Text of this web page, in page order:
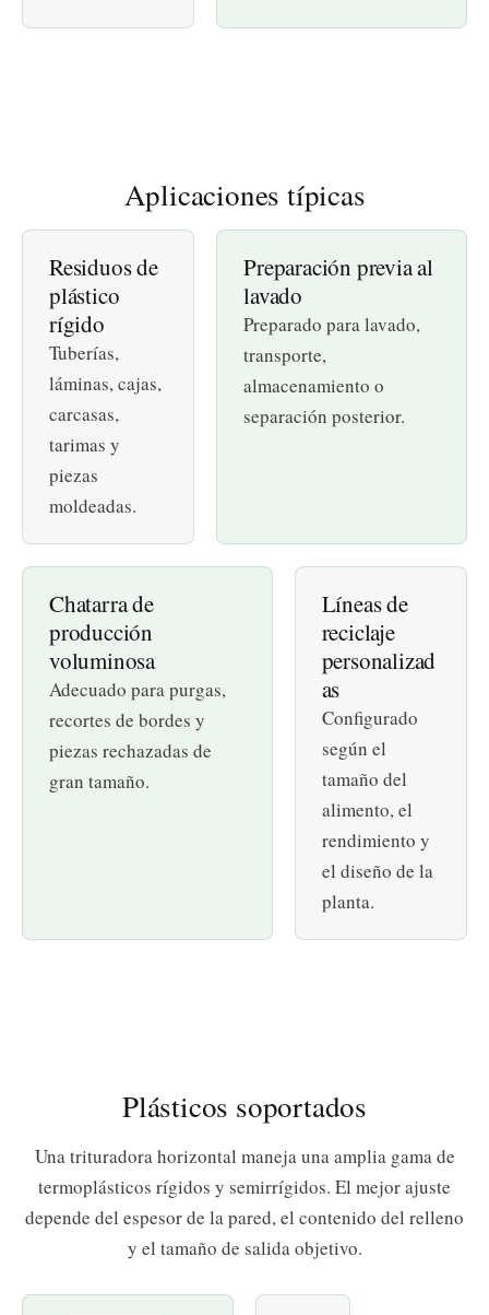
Aplicaciones típicas
Residuos de
plástico
rígido
Tuberías,
láminas, cajas,
carcasas,
tarimas y
piezas
moldeadas.
Preparación previa al
lavado
Preparado para lavado,
transporte,
almacenamiento o
separación posterior.
Chatarra de
producción
voluminosa
Adecuado para purgas,
recortes de bordes y
piezas rechazadas de
gran tamaño.
Líneas de
reciclaje
personalizad
as
Configurado
según el
tamaño del
alimento, el
rendimiento y
el diseño de la
planta.
Plásticos soportados
Una trituradora horizontal maneja una amplia gama de
termoplásticos rígidos y semirrígidos. El mejor ajuste
depende del espesor de la pared, el contenido del relleno
y el tamaño de salida objetivo.